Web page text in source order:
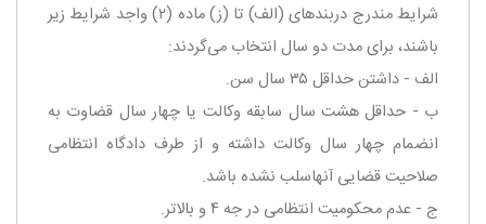
شرایط مندرج در‌بندهای (‌الف) تا (‌ز) ماده (۲) واجد شرایط زیر
باشند، برای مدت دو سال انتخاب می‌گردند:
‌الف - داشتن حداقل ۳۵ سال سن.
ب - حداقل هشت سال سابقه وكالت یا چهار سال قضاوت به
انضمام چهار سال وكالت داشته و از طرف دادگاه انتظامی
صلاحیت قضایی آنها‌سلب نشده باشد.
ج - عدم محكومیت انتظامی در جه ۴ و بالاتر.